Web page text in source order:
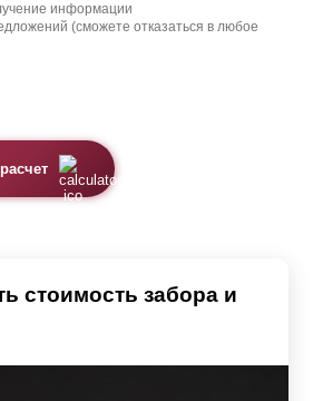
информации
(сможете отказаться в любое
стоимость забора и